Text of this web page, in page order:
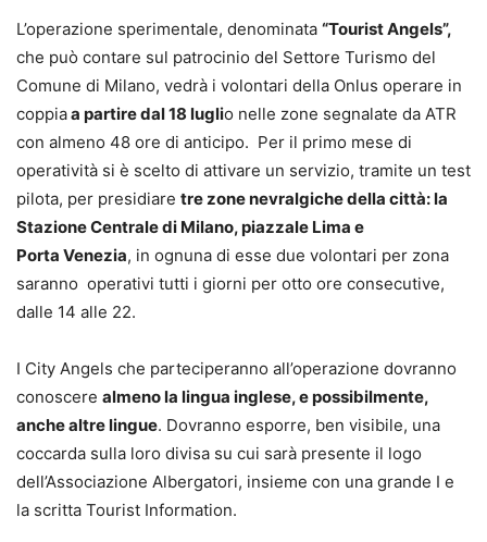
L’operazione sperimentale, denominata “Tourist Angels”,
che può contare sul patrocinio del Settore Turismo del
Comune di Milano, vedrà i volontari della Onlus operare in
coppiaa partire dal 18 luglio nelle zone segnalate da ATR
con almeno 48 ore di anticipo. Per il primo mese di
operatività si è scelto di attivare un servizio, tramite un test
pilota, per presidiare tre zone nevralgiche della città: la
Stazione Centrale di Milano, piazzale Lima e
Porta Venezia, in ognuna di esse due volontari per zona
saranno operativi tutti i giorni per otto ore consecutive,
dalle 14 alle 22.
I City Angels che parteciperanno all’operazione dovranno
conoscere almeno la lingua inglese, e possibilmente,
anche altre lingue. Dovranno esporre, ben visibile, una
coccarda sulla loro divisa su cui sarà presente il logo
dell’Associazione Albergatori, insieme con una grande I e
la scritta Tourist Information.